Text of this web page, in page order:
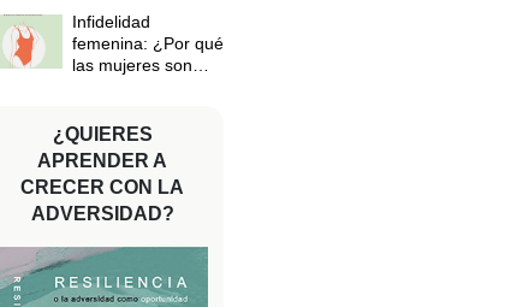
Infidelidad
femenina: ¿Por qué
las mujeres son
¿QUIERES
APRENDER A
CRECER CON LA
ADVERSIDAD?